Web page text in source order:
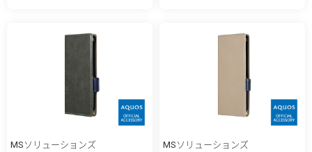
MSソリューションズ
MSソリューションズ